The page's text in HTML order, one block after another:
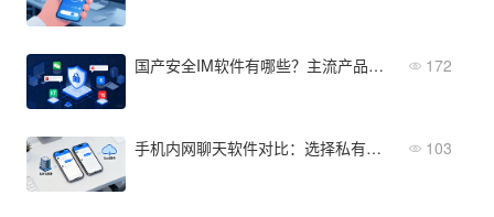
国产安全IM软件有哪些？主流产品盘点 172
手机内网聊天软件对比：选择私有化部署还是SaaS服务？ 103